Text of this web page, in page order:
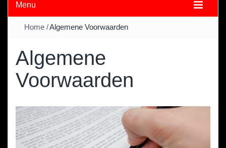
Menu
Home /Algemene Voorwaarden
Algemene
Voorwaarden